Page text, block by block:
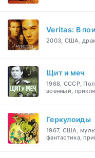
Veritas: В
2003, США,
Щит и меч
1968, СССР,
военный,
Геркулоиды
1967, США,
фантастика,